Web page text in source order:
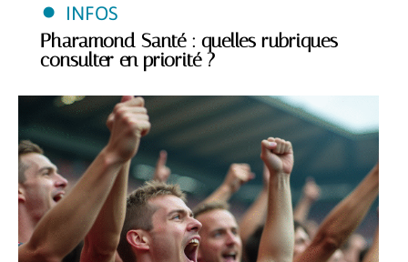
INFOS
Pharamond Santé : quelles rubriques
consulter en priorité ?